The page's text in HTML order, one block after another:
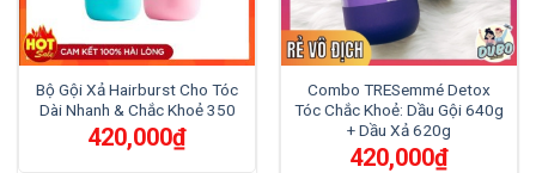
Bộ Gội Xả Hairburst Cho Tóc
Dài Nhanh & Chắc Khoẻ 350
420,000₫
Combo TRESemmé Detox
Tóc Chắc Khoẻ: Dầu Gội 640g
+ Dầu Xả 620g
420,000₫